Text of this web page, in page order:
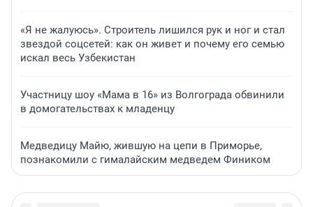
«Я не жалуюсь». Строитель лишился рук и ног и стал
звездой соцсетей: как он живет и почему его семью
искал весь Узбекистан
Участницу шоу «Мама в 16» из Волгограда обвинили
в домогательствах к младенцу
Медведицу Майю, жившую на цепи в Приморье,
познакомили с гималайским медведем Фиником